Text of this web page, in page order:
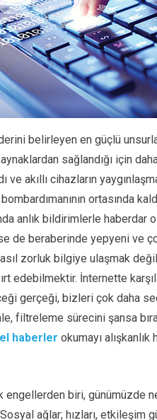
belirleyen en güçlü
sağlandığı için
akıllı cihazların
ortasında
anlık bildirimlerle haberdar
de beraberinde yepyeni ve
zorluk bilgiye ulaşmak
edebilmektir. İnternette
gerçeği, bizleri çok daha
filtreleme sürecini şansa
haberler okumayı
biri, günümüzde
ağlar; hızları, etkileşim